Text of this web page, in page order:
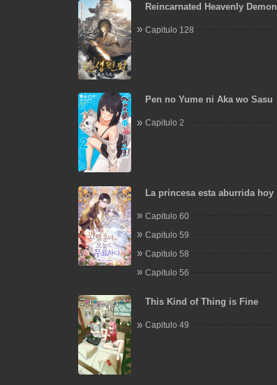
Reincarnated Heavenly Demon
Capitulo 128
Pen no Yume ni Aka wo Sasu
Capitulo 2
La princesa esta aburrida hoy
Capitulo 60
Capitulo 59
Capitulo 58
Capitulo 56
This Kind of Thing is Fine
Capitulo 49